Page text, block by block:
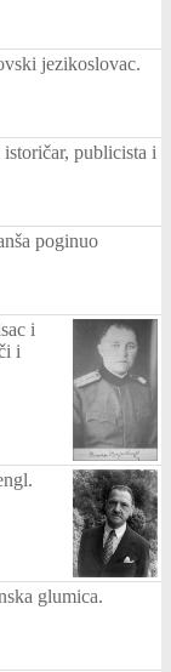
jezikoslovac.
publicista i
poginuo
i
i
glumica.